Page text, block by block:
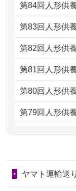
がとう。
2026/07/05 し
ただけると...
2026/06/30長
ガ
るのが助か...
ました。お...
2026/06/28き
2024/01/13会
供
るのですか？
しょうか？
2024/01/04ガ
第84回人形
第83回人形
第82回人形
第81回人形
第80回人形
第79回人形
第78回人形
第76回人形
ヤマト運輸送